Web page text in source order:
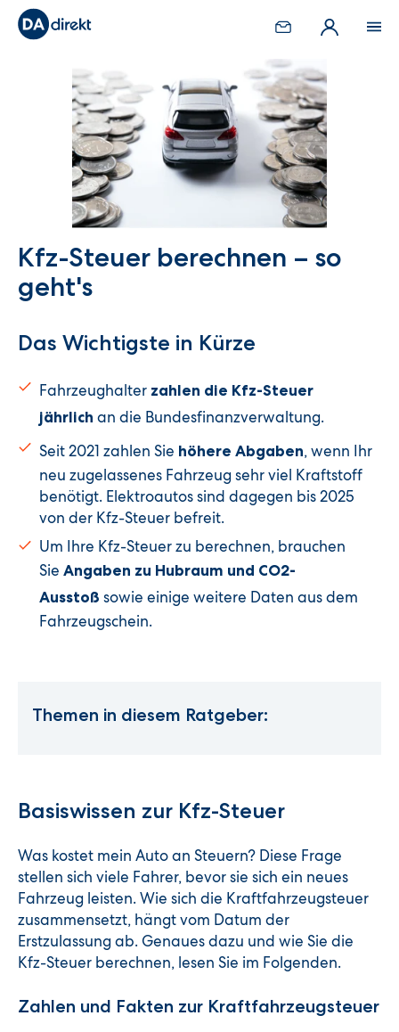
Kfz-Steuer berechnen – so
geht's
Das Wichtigste in Kürze
Fahrzeughalter zahlen die Kfz-Steuer
jährlich an die Bundesfinanzverwaltung.
Seit 2021 zahlen Sie höhere Abgaben, wenn Ihr
neu zugelassenes Fahrzeug sehr viel Kraftstoff
benötigt. Elektroautos sind dagegen bis 2025
von der Kfz-Steuer befreit.
Um Ihre Kfz-Steuer zu berechnen, brauchen
Sie Angaben zu Hubraum und CO2-
Ausstoß sowie einige weitere Daten aus dem
Fahrzeugschein.
Themen in diesem Ratgeber:
Basiswissen zur Kfz-Steuer
Was kostet mein Auto an Steuern? Diese Frage
stellen sich viele Fahrer, bevor sie sich ein neues
Fahrzeug leisten. Wie sich die Kraftfahrzeugsteuer
zusammensetzt, hängt vom Datum der
Erstzulassung ab. Genaues dazu und wie Sie die
Kfz-Steuer berechnen, lesen Sie im Folgenden.
Zahlen und Fakten zur Kraftfahrzeugsteuer